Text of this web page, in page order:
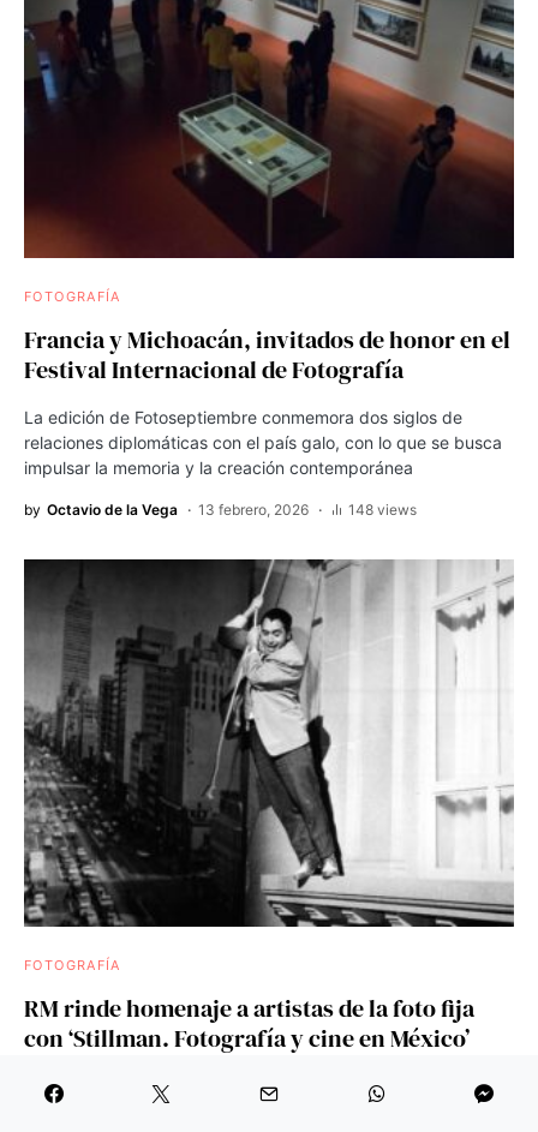
FOTOGRAFÍA
Francia y Michoacán, invitados de honor en el
Festival Internacional de Fotografía
La edición de Fotoseptiembre conmemora dos siglos de
relaciones diplomáticas con el país galo, con lo que se busca
impulsar la memoria y la creación contemporánea
by Octavio de la Vega 13 febrero, 2026 148 views
FOTOGRAFÍA
RM rinde homenaje a artistas de la foto fija
con ‘Stillman. Fotografía y cine en México’
El volumen aborda el trabajo de importantes fotógrafos en la